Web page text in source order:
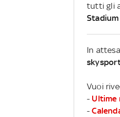
tutti gli
In
Vuoi
- Ultime
-